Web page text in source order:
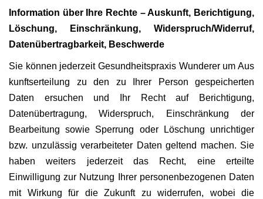
Information über Ihre Rechte – Auskunft, Berichtigung,
Löschung, Einschränkung, Widerspruch/Widerruf,
Datenübertragbarkeit, Beschwerde
Sie können jederzeit Gesundheitspraxis Wunderer um Aus
kunftserteilung zu den zu Ihrer Person gespeicherten
Daten ersuchen und Ihr Recht auf Berichtigung,
Datenübertragung, Widerspruch, Einschränkung der
Bearbeitung sowie Sperrung oder Löschung unrichtiger
bzw. unzulässig verarbeiteter Daten geltend machen. Sie
haben weiters jederzeit das Recht, eine erteilte
Einwilligung zur Nutzung Ihrer personenbezogenen Daten
mit Wirkung für die Zukunft zu widerrufen, wobei die